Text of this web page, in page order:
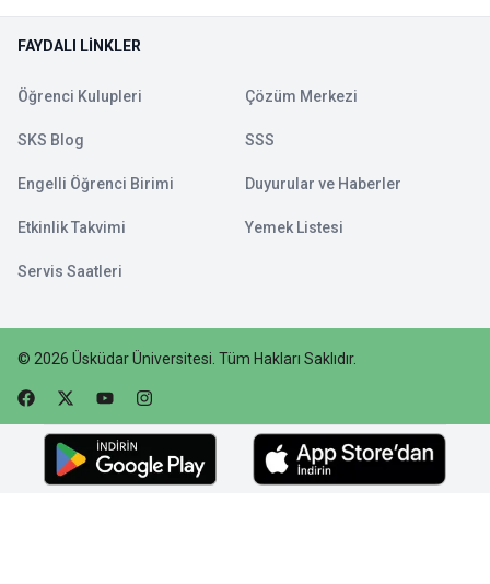
FAYDALI LINKLER
Öğrenci Kulupleri Çözüm Merkezi
SKS Blog SSS
Engelli Öğrenci Birimi Duyurular ve Haberler
Etkinlik Takvimi Yemek Listesi
Servis Saatleri
© 2026 Üsküdar Üniversitesi. Tüm Hakları Saklıdır.